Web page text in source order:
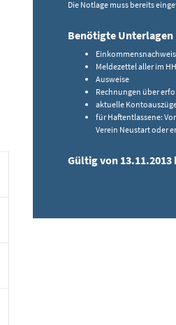
Die Notlage muss bereits
Benötigte Unterlagen
Meldezettel aller im
Ausweise
Rechnungen über
aktuelle
für Haftentlassene:
Verein Neustart oder
Gültig von